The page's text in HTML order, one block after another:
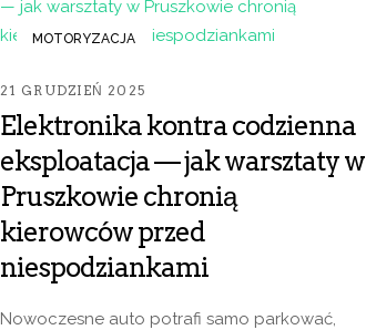
Elektronika kontra codzienna
eksploatacja — jak warsztaty w
Pruszkowie chronią
kierowców przed
niespodziankami
21 GRUDZIEŃ 2025
MOTORYZACJA
Nowoczesne auto potrafi samo parkować,